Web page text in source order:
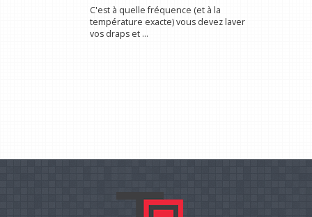
C'est à quelle fréquence (et à la
température exacte) vous devez laver
vos draps et ...